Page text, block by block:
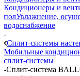
Кондиционеры и
полУвлажнение,
водоснабжение
-
Сплит-системы
Мобильные
сплит-системы
-Сплит-система